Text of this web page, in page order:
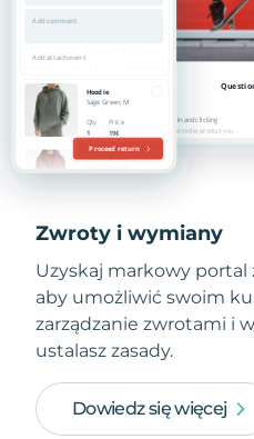
Zwroty i wymiany
Uzyskaj markowy
aby umożliwić swoim
zarządzanie zwrotami i
ustalasz zasady.
Dowiedz się więcej